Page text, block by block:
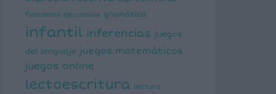
funciones ejecutivas gramática
infantil inferencias juegos
del lenguaje juegos matemáticos
juegos online
lectoescritura lectura